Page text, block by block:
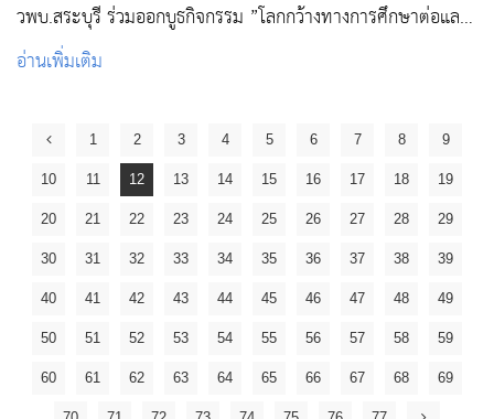
วพบ.สระบุรี ร่วมออกบูธกิจกรรม ”โลกกว้างทางการศึกษาต่อและ
อาชีพ” ประจำปีการศึกษา 2569 ณ โรงเรียนเสาไห้ วิมลวิทยานุ
กูล
อ่านเพิ่มเติม
1 2 3 4 5 6 7 8 9
10 11 12 13 14 15 16 17 18 19
20 21 22 23 24 25 26 27 28 29
30 31 32 33 34 35 36 37 38 39
40 41 42 43 44 45 46 47 48 49
50 51 52 53 54 55 56 57 58 59
60 61 62 63 64 65 66 67 68 69